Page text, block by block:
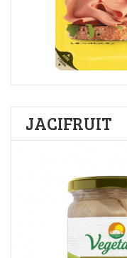
JACIFRUIT